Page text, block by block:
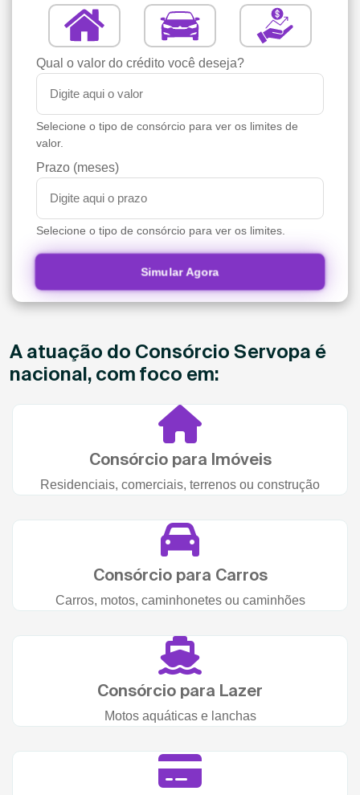
Qual o valor do crédito você deseja?
Selecione o tipo de consórcio para ver os limites de
valor.
Prazo (meses)
Selecione o tipo de consórcio para ver os limites.
Simular Agora
A atuação do Consórcio Servopa é
nacional, com foco em:
Consórcio para Imóveis
Residenciais, comerciais, terrenos ou construção
Consórcio para Carros
Carros, motos, caminhonetes ou caminhões
Consórcio para Lazer
Motos aquáticas e lanchas